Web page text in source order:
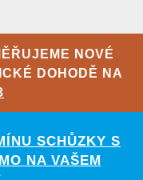
NOVÉ
DOHODĚ NA
SCHŮZKY S
NA VAŠEM